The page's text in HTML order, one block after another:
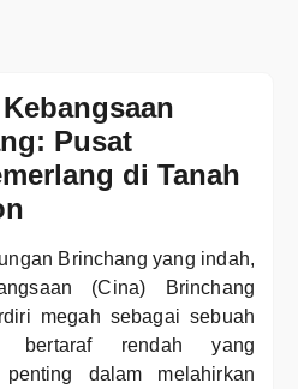
Pusat
di Tanah
Brinchang yang indah,
(Cina) Brinchang
megah sebagai sebuah
bertaraf rendah yang
dalam melahirkan